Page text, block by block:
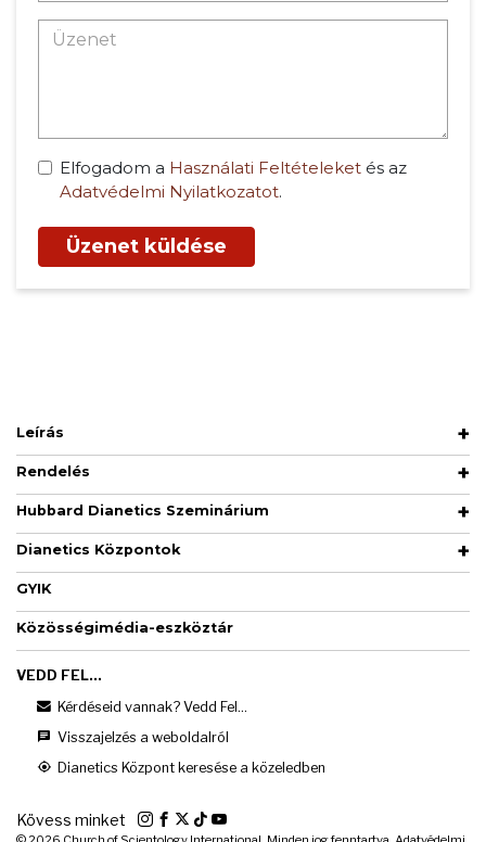
Elfogadom a Használati Feltételeket és az
Adatvédelmi Nyilatkozatot.
Üzenet küldése
Leírás
Rendelés
Hubbard Dianetics Szeminárium
Dianetics Központok
GYIK
Közösségimédia-eszköztár
VEDD FEL...
Kérdéseid vannak? Vedd Fel...
Visszajelzés a weboldalról
Dianetics Központ keresése a közeledben
Kövess minket